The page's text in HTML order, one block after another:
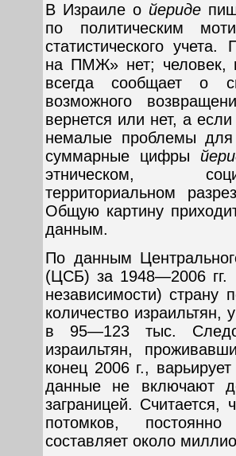
В Израиле ойериде
по политическим
статистического
на ПМЖ» нет; человек,
всегда сообщает о
возможного
вернется или нет, а
немалые проблемы для
суммарные цифры
этническом,
территориальном
Общую картину
данным.
По данным
(ЦСБ) за 1948—2006 гг.
независимости) страну
количество
в 95—123 тыс.
израильтян,
конец 2006 г.,
данные не включают
заграницей. Считается,
потомков,
составляет около